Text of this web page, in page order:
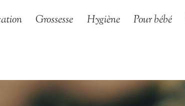
Grossesse Hygiène Pour bébé